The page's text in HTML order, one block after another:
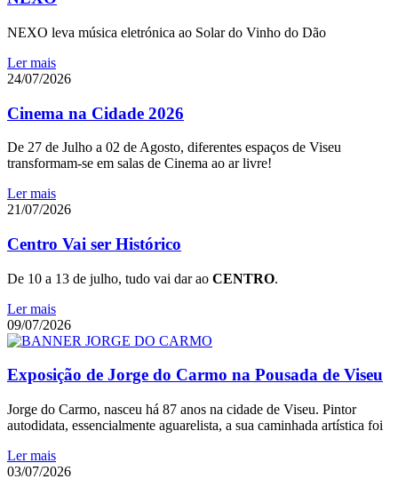
NEXO leva música eletrónica ao Solar do Vinho do Dão
Ler mais
24/07/2026
Cinema na Cidade 2026
De 27 de Julho a 02 de Agosto, diferentes espaços de Viseu
transformam-se em salas de Cinema ao ar livre!
Ler mais
21/07/2026
Centro Vai ser Histórico
De 10 a 13 de julho, tudo vai dar ao CENTRO.
Ler mais
09/07/2026
Exposição de Jorge do Carmo na Pousada de Viseu
Jorge do Carmo, nasceu há 87 anos na cidade de Viseu. Pintor
autodidata, essencialmente aguarelista, a sua caminhada artística foi
Ler mais
03/07/2026